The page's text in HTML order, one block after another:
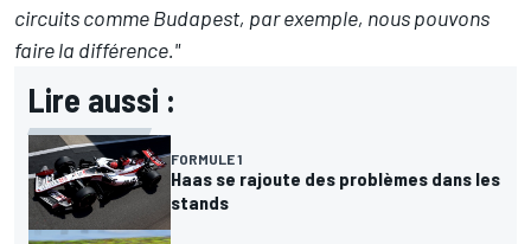
circuits comme Budapest, par exemple, nous pouvons
faire la différence."
Lire aussi :
FORMULE 1
Haas se rajoute des problèmes dans les
stands